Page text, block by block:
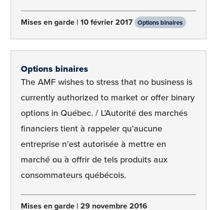
Mises en garde 10 février 2017 Options binaires
Options binaires
The AMF wishes to stress that no business is
currently authorized to market or offer binary
options in Québec. / L’Autorité des marchés
financiers tient à rappeler qu’aucune
entreprise n’est autorisée à mettre en
marché ou à offrir de tels produits aux
consommateurs québécois.
Mises en garde 29 novembre 2016